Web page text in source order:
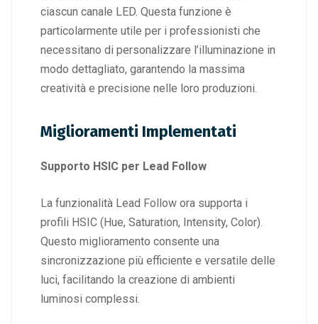
ciascun canale LED. Questa funzione è
particolarmente utile per i professionisti che
necessitano di personalizzare l’illuminazione in
modo dettagliato, garantendo la massima
creatività e precisione nelle loro produzioni.
Miglioramenti Implementati
Supporto HSIC per Lead Follow
La funzionalità Lead Follow ora supporta i
profili HSIC (Hue, Saturation, Intensity, Color).
Questo miglioramento consente una
sincronizzazione più efficiente e versatile delle
luci, facilitando la creazione di ambienti
luminosi complessi.